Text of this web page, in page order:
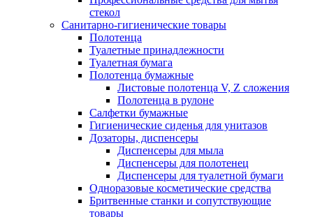
стекол
Санитарно-гигиенические товары
Полотенца
Туалетные принадлежности
Туалетная бумага
Полотенца бумажные
Листовые полотенца V, Z сложения
Полотенца в рулоне
Салфетки бумажные
Гигиенические сиденья для унитазов
Дозаторы, диспенсеры
Диспенсеры для мыла
Диспенсеры для полотенец
Диспенсеры для туалетной бумаги
Одноразовые косметические средства
Бритвенные станки и сопутствующие
товары